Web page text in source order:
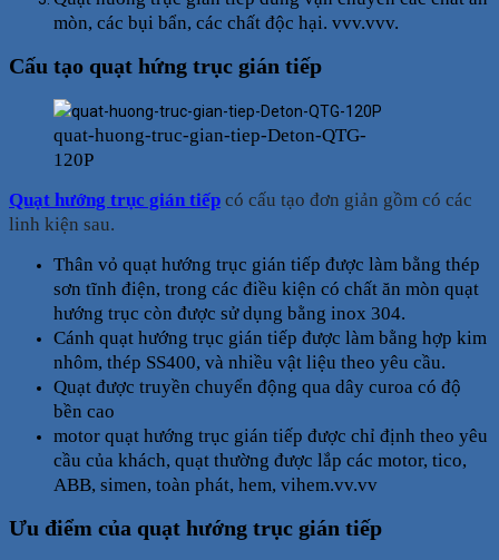
mòn, các bụi bẩn, các chất độc hại. vvv.vvv.
Cấu tạo quạt hứng trục gián tiếp
quat-huong-truc-gian-tiep-Deton-QTG-
120P
Quạt hướng trục gián tiếp có cấu tạo đơn giản gồm có các
linh kiện sau.
Thân vỏ quạt hướng trục gián tiếp được làm bằng thép
sơn tĩnh điện, trong các điều kiện có chất ăn mòn quạt
hướng trục còn được sử dụng bằng inox 304.
Cánh quạt hướng trục gián tiếp được làm bằng hợp kim
nhôm, thép SS400, và nhiều vật liệu theo yêu cầu.
Quạt được truyền chuyển động qua dây curoa có độ
bền cao
motor quạt hướng trục gián tiếp được chỉ định theo yêu
cầu của khách, quạt thường được lắp các motor, tico,
ABB, simen, toàn phát, hem, vihem.vv.vv
Ưu điểm của quạt hướng trục gián tiếp